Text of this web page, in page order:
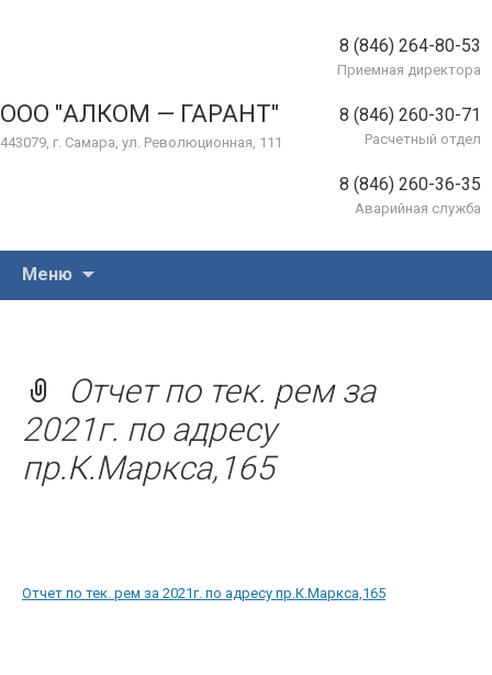
ООО "АЛКОМ — ГАРАНТ"
443079, г. Самара, ул. Революционная, 111
8 (846) 264-80-53
Приемная директора
8 (846) 260-30-71
Расчетный отдел
8 (846) 260-36-35
Аварийная служба
Меню
Отчет по тек. рем за
2021г. по адресу
пр.К.Маркса,165
Отчет по тек. рем за 2021г. по адресу пр.К.Маркса,165